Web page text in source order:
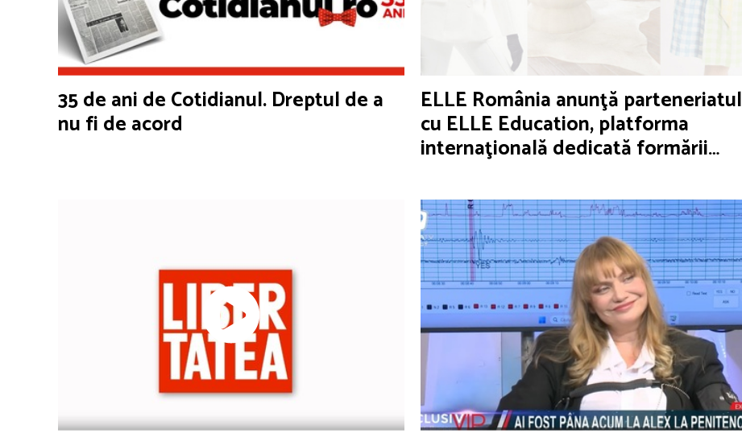
35 de ani de Cotidianul. Dreptul de a
nu fi de acord
ELLE România anunţă parteneriatul
cu ELLE Education, platforma
internaţională dedicată formării